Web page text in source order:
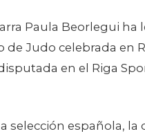
Paula Beorlegui
de Judo celebrada en
en el Riga
selección española,